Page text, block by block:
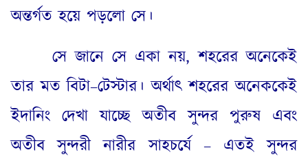
অন্তর্গত হয়ে পড়লো সে।
সে জানে সে একা নয়,শহরের অনেকেই
তার মত বিটা–টেস্টার। অর্থাৎ শহরের অনেককেই
ইদানিং দেখা যাচ্ছে অতীব সুন্দর পুরুষ এবং
অতীব সুন্দরী নারীর সাহচর্যে – এতই সুন্দর